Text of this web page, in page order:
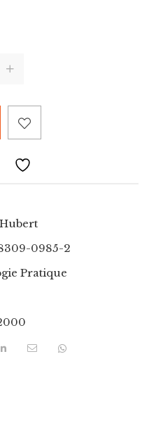
0985-2
Pratique